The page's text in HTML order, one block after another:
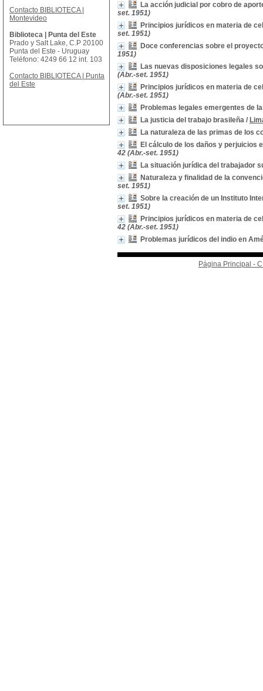
La acción judicial por cobro de
set. 1951)
Principios jurídicos en materia de
set. 1951)
Doce conferencias sobre el
1951)
Las nuevas disposiciones legales
(Abr.-set. 1951)
Principios jurídicos en materia de
(Abr.-set. 1951)
Problemas legales emergentes de
La justicia del trabajo brasileña /
La naturaleza de las primas de los
El cálculo de los daños y perjuicios
42 (Abr.-set. 1951)
La situación jurídica del trabajador
Naturaleza y finalidad de la
set. 1951)
Sobre la creación de un Instituto
set. 1951)
Principios jurídicos en materia de
42 (Abr.-set. 1951)
Problemas jurídicos del indio en
Página Principal -
Contacto BIBLIOTECA |
Montevideo
Biblioteca | Punta del Este
Prado y Salt Lake, C.P 20100
Punta del Este - Uruguay
Teléfono: 4249 66 12 int. 103
Contacto BIBLIOTECA | Punta
del Este